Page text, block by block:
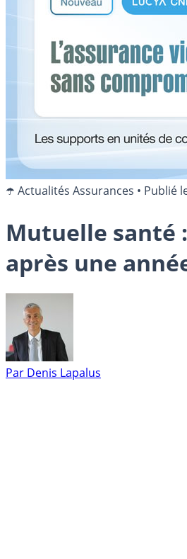
☂️ Actualités Assurances • Publié
Mutuelle santé
après une
Par Denis Lapalus